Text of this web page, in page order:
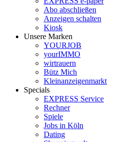
Abo abschließen
Anzeigen schalten
Kiosk
Unsere Marken
YOURJOB
yourIMMO
wirtrauern
Bütz Mich
Kleinanzeigenmarkt
Specials
EXPRESS Service
Rechner
Spiele
Jobs in Köln
Dating